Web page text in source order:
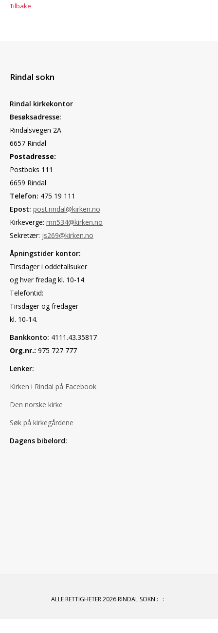
Tilbake
Rindal sokn
Rindal kirkekontor
Besøksadresse:
Rindalsvegen 2A
6657 Rindal
Postadresse:
Postboks 111
6659 Rindal
Telefon: 475 19 111
Epost: post.rindal@kirken.no
Kirkeverge: mn534@kirken.no
Sekretær: js269@kirken.no
Åpningstider kontor:
Tirsdager i oddetallsuker
og hver fredag kl. 10-14
Telefontid:
Tirsdager og fredager
kl. 10-14.
Bankkonto: 4111.43.35817
Org.nr.: 975 727 777
Lenker:
Kirken i Rindal på Facebook
Den norske kirke
Søk på kirkegårdene
Dagens bibelord:
ALLE RETTIGHETER 2026 RINDAL SOKN : :